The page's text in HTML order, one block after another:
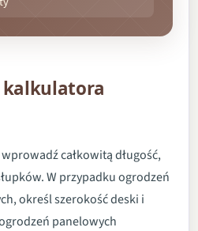
kalkulatora
całkowitą długość,
W przypadku ogrodzeń
określ szerokość deski i
panelowych